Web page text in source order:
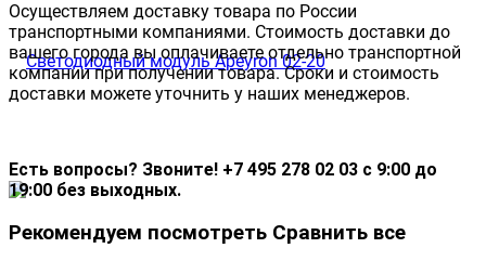
Осуществляем доставку товара по России
транспортными компаниями. Стоимость доставки до
вашего города вы оплачиваете отдельно транспортной
компании при получении товара. Сроки и стоимость
доставки можете уточнить у наших менеджеров.
Есть вопросы? Звоните! +7 495 278 02 03 с 9:00 до
19:00 без выходных.
Рекомендуем посмотреть Сравнить все